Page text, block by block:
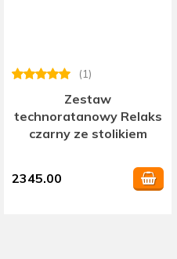
Zestaw
technoratanowy Relaks
czarny ze stolikiem
(1)
2345.00